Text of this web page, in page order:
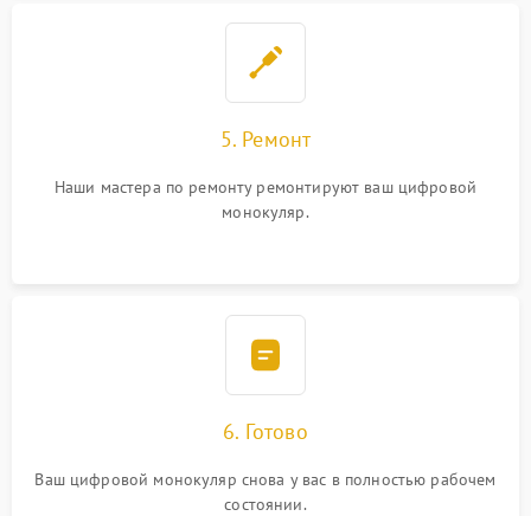
5. Ремонт
Наши мастера по ремонту ремонтируют ваш цифровой
монокуляр.
6. Готово
Ваш цифровой монокуляр снова у вас в полностью рабочем
состоянии.